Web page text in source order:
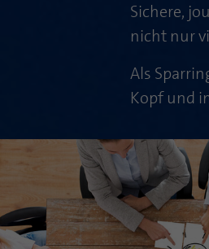
Sichere,
nicht nur
Als
Kopf und